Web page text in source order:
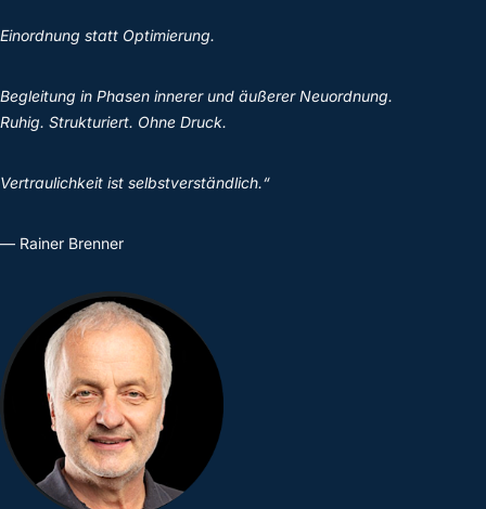
Einordnung statt Optimierung.
Begleitung in Phasen innerer und äußerer Neuordnung.
Ruhig. Strukturiert. Ohne Druck.
Vertraulichkeit ist selbstverständlich.“
— Rainer Brenner